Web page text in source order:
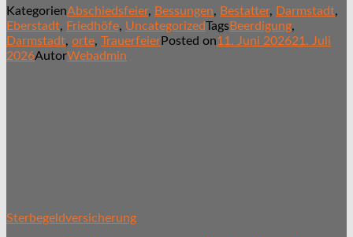
KategorienAbschiedsfeier, Bessungen, Bestatter, Darmstadt,
Eberstadt, Friedhöfe, UncategorizedTagsBeerdigung,
Darmstadt, orte, TrauerfeierPosted on11. Juni 202621. Juli
2026AutorWebadmin
Sterbegeldversicherung